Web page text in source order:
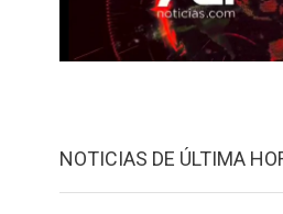
NOTICIAS DE ÚLTIMA